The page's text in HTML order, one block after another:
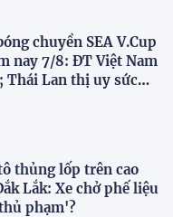
chuyền SEA V.Cup
nay 7/8: ĐT Việt Nam
Thái Lan thị uy sức
thủng lốp trên cao
Lắk: Xe chở phế liệu
phạm'?